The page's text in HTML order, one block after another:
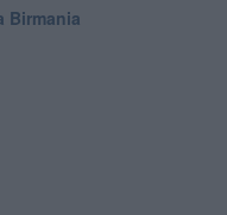
Birmania